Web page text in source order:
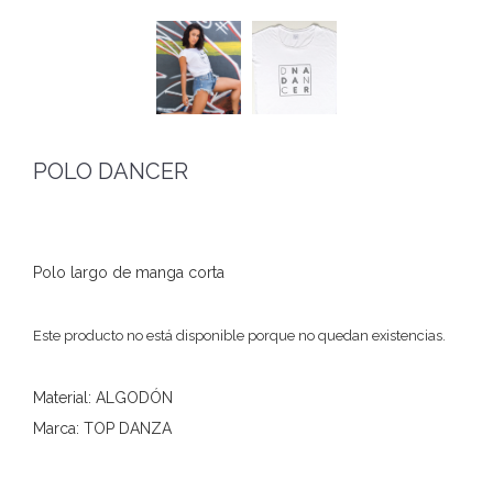
POLO DANCER
Polo largo de manga corta
Este producto no está disponible porque no quedan existencias.
Material: ALGODÓN
Marca: TOP DANZA